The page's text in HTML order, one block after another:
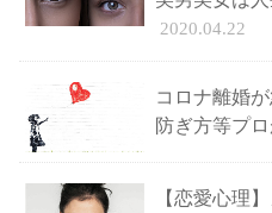
2020.04.22
コロナ離婚
防ぎ方等プ
【恋愛心理